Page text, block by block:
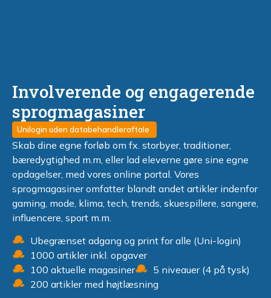
Involverende og engagerende
sprogmagasiner
Unilogin uden databehandleraftale
Skab dine egne forløb om fx. storbyer, traditioner,
bæredygtighed m.m, eller lad eleverne gøre sine egne
opdagelser, med vores online portal. Vores
sprogmagasiner omfatter blandt andet artikler indenfor
gaming, mode, klima, tech, trends, skuespillere, sangere,
influencere, sport m.m.
Ubegrænset adgang og print for alle (Uni-login)
1000 artikler inkl. opgaver
100 aktuelle magasiner
5 niveauer (4 på tysk)
200 artikler med højtlæsning